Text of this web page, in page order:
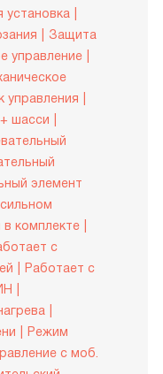
установка
Защита
управление
управления
шасси
элемент
в комплекте
с
Работает с
Режим
c моб.